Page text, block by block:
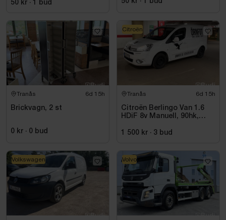
50 kr · 1 bud
Tranås 6d 15h
Brickvagn, 2 st
0 kr · 0 bud
Tranås 6d 15h
Citroën Berlingo Van 1.6
HDiF 8v Manuell, 90hk,
1 500 kr · 3 bud
Citroën
Volkswagen Volvo